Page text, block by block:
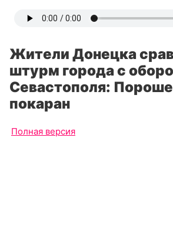
Жители Донецка
штурм города с
Севастополя:
покаран
Полная версия